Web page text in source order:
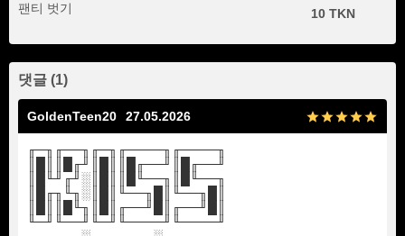
팬티 벗기 10 TKN
댓글 (1)
GoldenTeen20 27.05.2026
╓─╖╓──╖╓─╖╓────╖╓────╖
║█║║█╓╜║█║║█╓──╜║█╓──╜
║█╙╜╓╜░║█║║█╙──╖║█╙──╖
║█╓╖╙╖░║█║╙──╖█║╙──╖█║
║█║║█╙╖║█║╓──╜█║╓──╜█║
╙─╜╙──╜╙─╜╙────╜╙────╜